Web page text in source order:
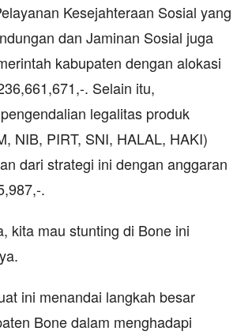
Kesejahteraan Sosial yang
dan Jaminan Sosial juga
kabupaten dengan alokasi
. Selain itu,
legalitas produk
NIB, PIRT, SNI, HALAL, HAKI)
dari strategi ini dengan anggaran
.
kita mau stunting di Bone ini
ini menandai langkah besar
Bone dalam menghadapi